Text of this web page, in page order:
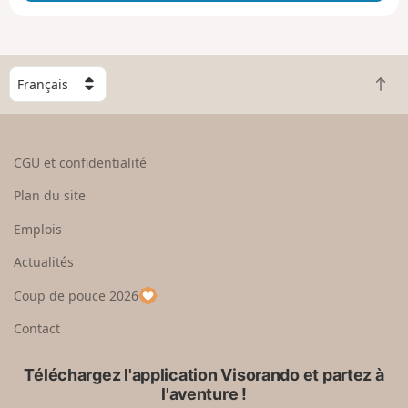
g
n
C
h
o
e
u
p
a
R
e
CGU et confidentialité
Plan du site
Emplois
Actualités
Coup de pouce 2026
Contact
Téléchargez l'application Visorando et partez à
l'aventure !